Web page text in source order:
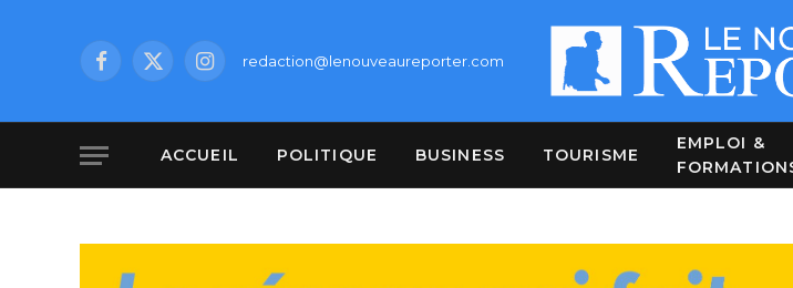
Facebook
X
Instagramredaction@lenouveaureporter.com
ACCUEIL POLITIQUE BUSINESS TOURISME
EMPLOI &